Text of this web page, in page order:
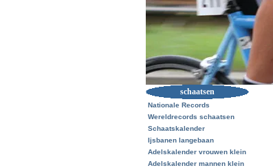
schaatsen
Nationale Records
Wereldrecords schaatsen
Schaatskalender
Ijsbanen langebaan
Adelskalender vrouwen klein
Adelskalender mannen klein